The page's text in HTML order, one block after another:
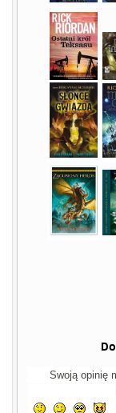
Swoją opinię